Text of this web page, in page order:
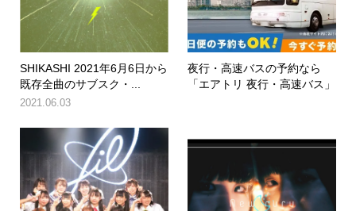
SHIKASHI 2021年6月6日から
既存全曲のサブスク・...
2021.06.03
夜行・高速バスの予約なら
「エアトリ 夜行・高速バス」